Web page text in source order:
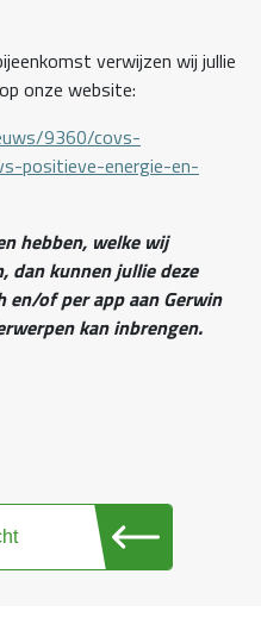
verwijzen wij jullie
onze website:
9360/covs-
positieve-energie-en-
hebben, welke wij
dan kunnen jullie deze
of per app aan Gerwin
kan inbrengen.